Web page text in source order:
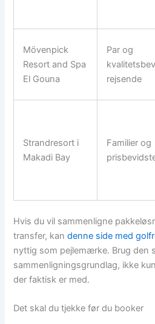
Mövenpick
Resort and Spa
El Gouna
Par og
rejsende
Strandresort i
Makadi Bay
Familier og
Hvis du vil sammenligne
transfer, kandenne side med
nyttig som pejlemærke. Brug den
sammenligningsgrundlag, ikke
der faktisk er med.
Det skal du tjekke før du booker